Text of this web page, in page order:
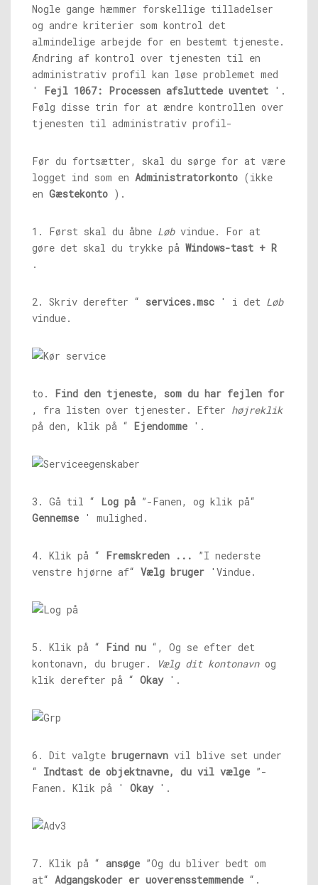
Nogle gange hæmmer forskellige tilladelser
og andre kriterier som kontrol det
almindelige arbejde for en bestemt tjeneste.
Ændring af kontrol over tjenesten til en
administrativ profil kan løse problemet med
' Fejl 1067: Processen afsluttede uventet '.
Følg disse trin for at ændre kontrollen over
tjenesten til administrativ profil-
Før du fortsætter, skal du sørge for at være
logget ind som en Administratorkonto (ikke
en Gæstekonto ).
1. Først skal du åbne Løbvindue. For at
gøre det skal du trykke på Windows-tast + R
.
2. Skriv derefter “ services.msc ' i det Løb
vindue.
to. Find den tjeneste, som du har fejlen for
, fra listen over tjenester. Efter højreklik
på den, klik på “ Ejendomme '.
3. Gå til “ Log på ”-Fanen, og klik på“
Gennemse ' mulighed.
4. Klik på “ Fremskreden ...
”I nederste
venstre hjørne af“ Vælg bruger 'Vindue.
5. Klik på “ Find nu “, Og se efter det
kontonavn, du bruger.
Vælg dit kontonavnog
klik derefter på “ Okay'.
6. Dit valgte brugernavn vil blive set under
“ Indtast de objektnavne, du vil vælge ”-
Fanen. Klik på ' Okay'.
7. Klik på “ ansøge ”Og du bliver bedt om
at“ Adgangskoder er uoverensstemmende “.